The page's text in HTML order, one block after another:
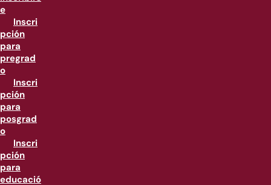
e
Inscri
pción
para
pregrad
o
Inscri
pción
para
posgrad
o
Inscri
pción
para
educació